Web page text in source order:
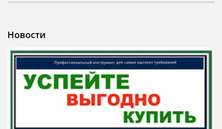
Новости